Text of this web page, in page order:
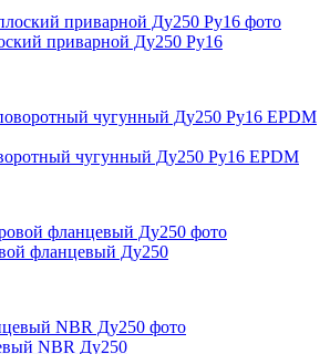
приварной Ду250 Ру16
чугунный Ду250 Ру16 EPDM
фланцевый Ду250
NBR Ду250